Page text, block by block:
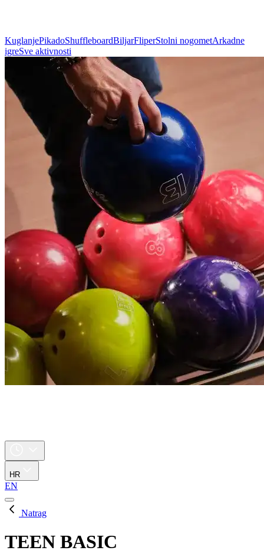
KuglanjePikadoShuffleboardBiljarFliperStolni nogometArkadne
igreSve aktivnosti
HR
EN
Natrag
TEEN BASIC